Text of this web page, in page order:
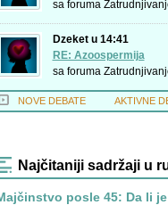
sa foruma
Dzeket u 14:41
RE: Azoospermija
sa foruma
NOVE DEBATE AKTIVNE
Najčitaniji sadržaji u
posle 45: Da li